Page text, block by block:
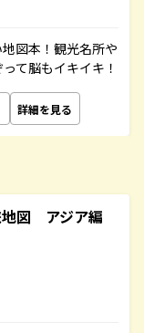
図本！観光名所や
て脳もイキイキ！
詳細を見る
図 アジア編